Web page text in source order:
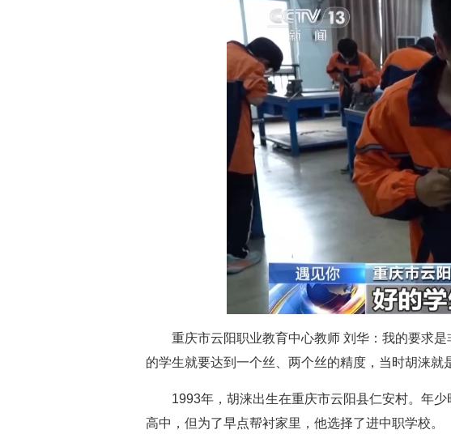
重庆市云阳职业教育中心教师 刘华：我的要求
的学生就要达到一个丝、两个丝的精度，当时胡涞就
1993年，胡涞出生在重庆市云阳县仁安村。年
高中，但为了早点帮衬家里，他选择了进中职学校。